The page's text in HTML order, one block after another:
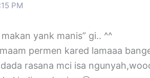
PM
yank manis” gi.. ^^
permen kared lamaaa
rasana mci isa